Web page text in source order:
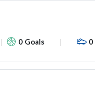
0 Goals 0